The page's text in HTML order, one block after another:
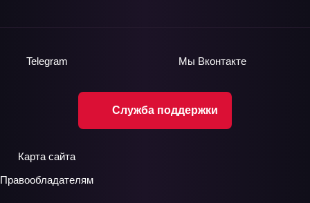
Служба поддержки
Telegram Мы Вконтакте
Карта сайта
Правообладателям